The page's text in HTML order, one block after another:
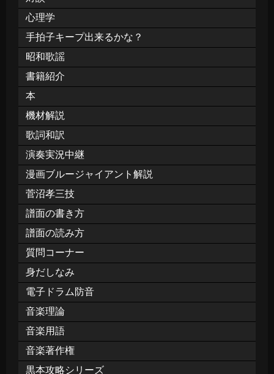
心理学
手拍子キープ出来るかな？
昭和歌謡
書籍紹介
本
機材解説
歌詞和訳
演奏実況中継
漫画ブルージャイアント解説
菅沼孝三技
譜面の書き方
譜面の読み方
質問コーナー
身だしなみ
電子ドラム防音
音楽理論
音楽用語
音楽著作権
黒本攻略シリーズ